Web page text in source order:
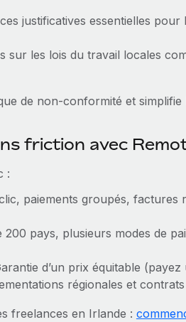
justificatives essentielles pour
sur les lois du travail locales
de non‑conformité et simplifie
friction avec
:
paiements groupés, factures
pays, plusieurs modes de
d’un prix équitable (payez
régionales et contrats
freelances en Irlande :